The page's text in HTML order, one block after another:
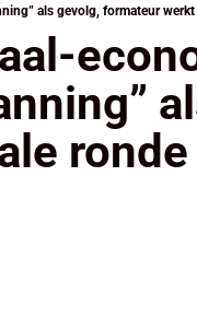
België
als gevolg, formateur